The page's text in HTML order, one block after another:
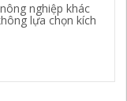
nghiệp khác
lựa chọn kích